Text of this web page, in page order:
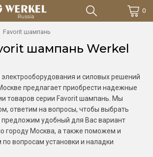
0
Favorit шампань
шампань Werkel
электрооборудования и силовых решений
предлагает приобрести надежные
товаров серии Favorit шампань. Мы
ответим на вопросы, чтобы выбрать
предложим удобный для Вас вариант
городу Москва, а также поможем и
по вопросам установки и наладки